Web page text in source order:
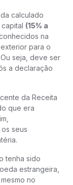
calculado
(15% a
na
para o
seja, deve ser
a declaração
da Receita
que era
seus
tenha sido
estrangeira,
no